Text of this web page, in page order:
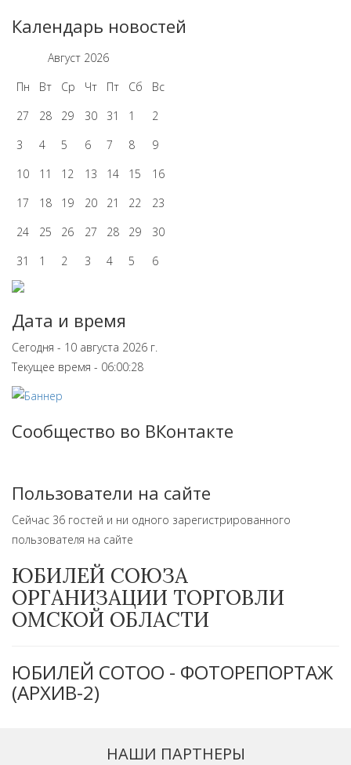
Календарь новостей
Август 2026
Пн
Вт Ср Чт Пт Сб
Вс
27
28 29 30 31 1
2
3
4 5 6 7 8
9
10
11 12 13 14 15
16
17
18 19 20 21 22
23
24
25 26 27 28 29
30
31
1 2 3 4 5 6
Дата и время
Сегодня - 10 августа 2026 г.
Текущее время - 06:00:28
Сообщество во ВКонтакте
Пользователи на сайте
Сейчас 36 гостей и ни одного зарегистрированного
пользователя на сайте
ЮБИЛЕЙ СОЮЗА
ОРГАНИЗАЦИИ ТОРГОВЛИ
ОМСКОЙ ОБЛАСТИ
ЮБИЛЕЙ СОТОО - ФОТОРЕПОРТАЖ
(АРХИВ-2)
НАШИ ПАРТНЕРЫ